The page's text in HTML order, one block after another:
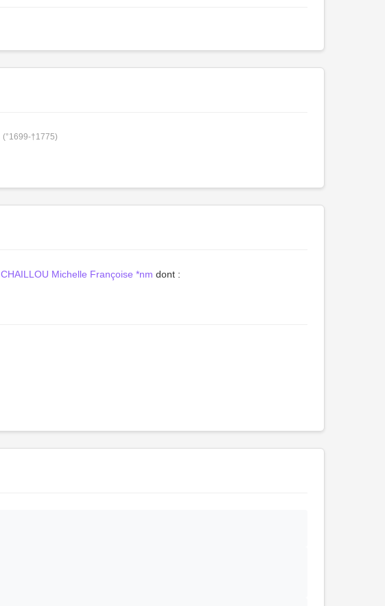
(°1699-†1775)
CHAILLOU Michelle Françoise *nm dont :